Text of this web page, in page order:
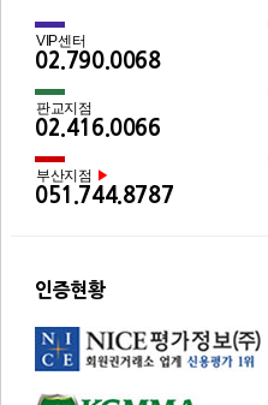
VIP센터
02.790.0068
판교지점
02.416.0066
부산지점 ▶
051.744.8787
인증현황